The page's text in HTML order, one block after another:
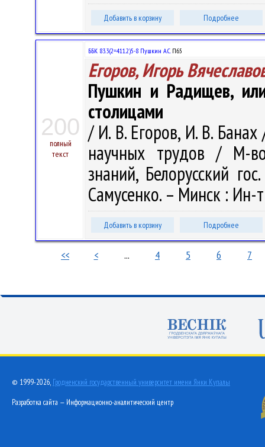
Добавить в корзину Подробнее
200
полный
текст
ББК 83.3(2=411.2)5-8 Пушкин А.С.П65
Егоров, Игорь
Пушкин и Радищев,
столицами
/ И. В. Егоров, И. В.
научных трудов / М-
знаний, Белорусский
Самусенко. – Минск : Ин-
Добавить в корзину Подробнее
<< < ... 4 5 6 7
© 1999-2026, Гродненский государственный университет имени Янки Купалы
Разработка сайта — Информационно-аналитический центр